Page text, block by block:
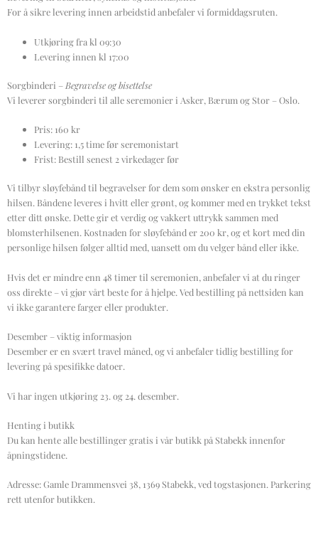
For å sikre levering innen arbeidstid anbefaler vi formiddagsruten.
Utkjøring fra kl 09:30
Levering innen kl 17:00
Sorgbinderi – Begravelse og bisettelse
Vi leverer sorgbinderi til alle seremonier i Asker, Bærum og Stor – Oslo.
Pris: 160 kr
Levering: 1,5 time før seremonistart
Frist: Bestill senest 2 virkedager før
Vi tilbyr sløyfebånd til begravelser for dem som ønsker en ekstra personlig
hilsen. Båndene leveres i hvitt eller grønt, og kommer med en trykket tekst
etter ditt ønske. Dette gir et verdig og vakkert uttrykk sammen med
blomsterhilsenen. Kostnaden for sløyfebånd er 200 kr, og et kort med din
personlige hilsen følger alltid med, uansett om du velger bånd eller ikke.
Hvis det er mindre enn 48 timer til seremonien, anbefaler vi at du ringer
oss direkte – vi gjør vårt beste for å hjelpe. Ved bestilling på nettsiden kan
vi ikke garantere farger eller produkter.
Desember – viktig informasjon
Desember er en svært travel måned, og vi anbefaler tidlig bestilling for
levering på spesifikke datoer.
Vi har ingen utkjøring 23. og 24. desember.
Henting i butikk
Du kan hente alle bestillinger gratis i vår butikk på Stabekk innenfor
åpningstidene.
Adresse: Gamle Drammensvei 38, 1369 Stabekk, ved togstasjonen. Parkering
rett utenfor butikken.